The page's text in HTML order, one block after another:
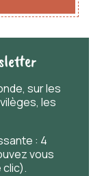
sur les
les
: 4
vous
clic).